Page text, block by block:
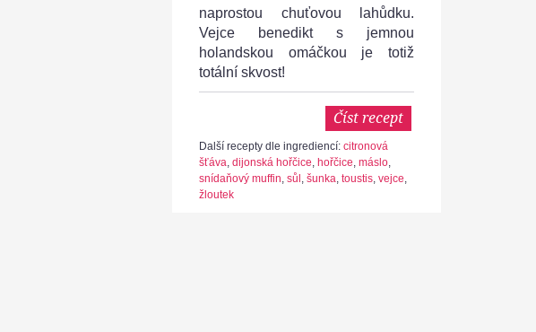
naprostou chuťovou lahůdku.
Vejce benedikt s jemnou
holandskou omáčkou je totiž
totální skvost!
Číst recept
Další recepty dle ingrediencí: citronová
šťáva, dijonská hořčice, hořčice, máslo,
snídaňový muffin, sůl , šunka, toustis, vejce,
žloutek